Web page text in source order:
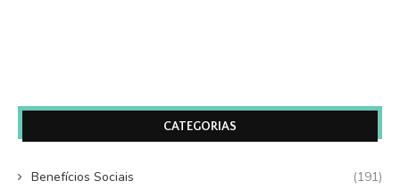
CATEGORIAS
Benefícios Sociais (191)